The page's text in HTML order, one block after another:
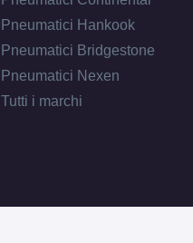
Pneumatici Hankook
Pneumatici Bridgestone
Pneumatici Nexen
Tutti i marchi